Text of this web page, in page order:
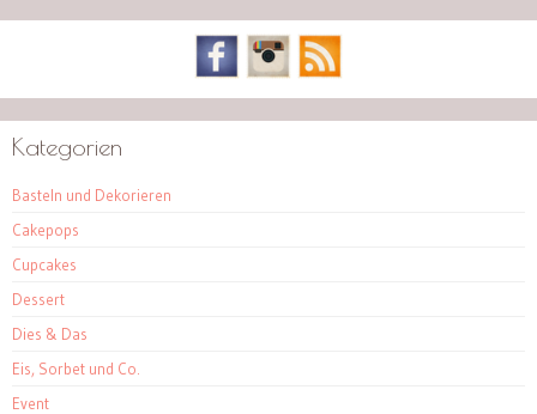
Kategorien
Basteln und Dekorieren
Cakepops
Cupcakes
Dessert
Dies & Das
Eis, Sorbet und Co.
Event